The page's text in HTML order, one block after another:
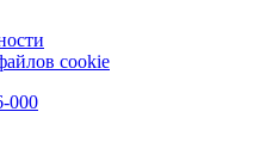
cookie
000